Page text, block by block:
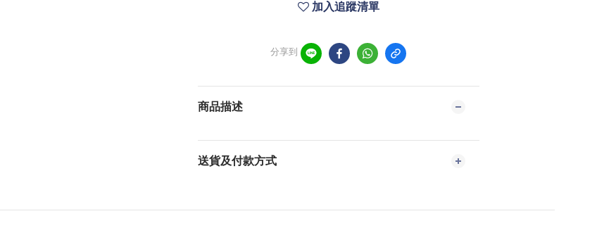
加入追蹤清單
分享到
商品描述
送貨及付款方式